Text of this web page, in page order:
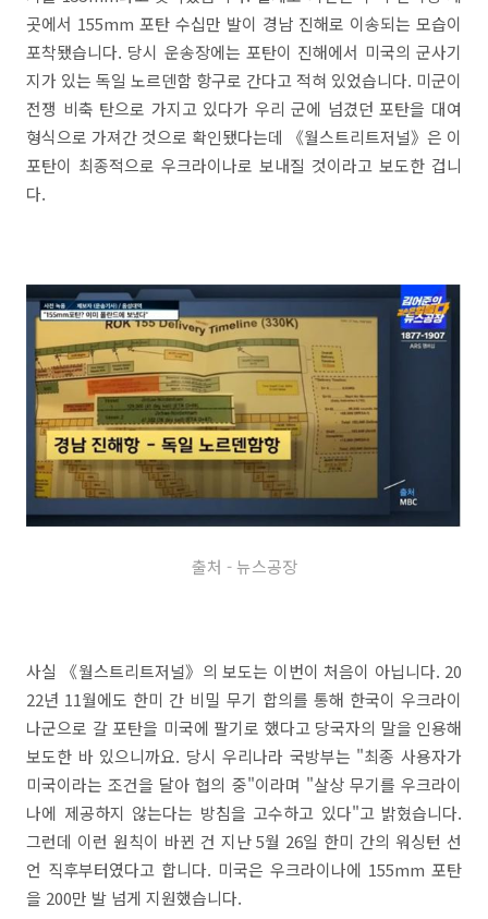
곳에서 155mm 포탄 수십만 발이 경남 진해로 이송되는 모습이
포착됐습니다. 당시 운송장에는 포탄이 진해에서 미국의 군사기
지가 있는 독일 노르덴함 항구로 간다고 적혀 있었습니다. 미군이
전쟁 비축 탄으로 가지고 있다가 우리 군에 넘겼던 포탄을 대여
형식으로 가져간 것으로 확인됐다는데 《월스트리트저널》은 이
포탄이 최종적으로 우크라이나로 보내질 것이라고 보도한 겁니
다.
출처 - 뉴스공장
사실 《월스트리트저널》의 보도는 이번이 처음이 아닙니다. 20
22년 11월에도 한미 간 비밀 무기 합의를 통해 한국이 우크라이
나군으로 갈 포탄을 미국에 팔기로 했다고 당국자의 말을 인용해
보도한 바 있으니까요. 당시 우리나라 국방부는 "최종 사용자가
미국이라는 조건을 달아 협의 중"이라며 "살상 무기를 우크라이
나에 제공하지 않는다는 방침을 고수하고 있다"고 밝혔습니다.
그런데 이런 원칙이 바뀐 건 지난 5월 26일 한미 간의 워싱턴 선
언 직후부터였다고 합니다. 미국은 우크라이나에 155mm 포탄
을 200만 발 넘게 지원했습니다.